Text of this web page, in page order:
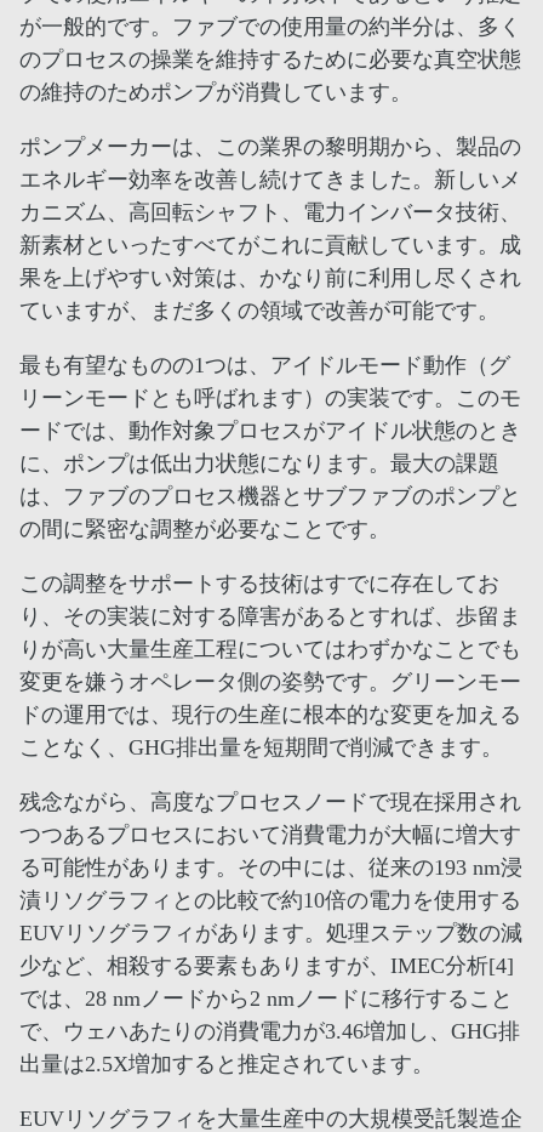
が一般的です。ファブでの使用量の約半分は、多く
のプロセスの操業を維持するために必要な真空状態
の維持のためポンプが消費しています。
ポンプメーカーは、この業界の黎明期から、製品の
エネルギー効率を改善し続けてきました。新しいメ
カニズム、高回転シャフト、電力インバータ技術、
新素材といったすべてがこれに貢献しています。成
果を上げやすい対策は、かなり前に利用し尽くされ
ていますが、まだ多くの領域で改善が可能です。
最も有望なものの1つは、アイドルモード動作（グ
リーンモードとも呼ばれます）の実装です。このモ
ードでは、動作対象プロセスがアイドル状態のとき
に、ポンプは低出力状態になります。最大の課題
は、ファブのプロセス機器とサブファブのポンプと
の間に緊密な調整が必要なことです。
この調整をサポートする技術はすでに存在してお
り、その実装に対する障害があるとすれば、歩留ま
りが高い大量生産工程についてはわずかなことでも
変更を嫌うオペレータ側の姿勢です。グリーンモー
ドの運用では、現行の生産に根本的な変更を加える
ことなく、GHG排出量を短期間で削減できます。
残念ながら、高度なプロセスノードで現在採用され
つつあるプロセスにおいて消費電力が大幅に増大す
る可能性があります。その中には、従来の193 nm浸
漬リソグラフィとの比較で約10倍の電力を使用する
EUVリソグラフィがあります。処理ステップ数の減
少など、相殺する要素もありますが、IMEC分析[4]
では、28 nmノードから2 nmノードに移行すること
で、ウェハあたりの消費電力が3.46増加し、GHG排
出量は2.5X増加すると推定されています。
EUVリソグラフィを大量生産中の大規模受託製造企